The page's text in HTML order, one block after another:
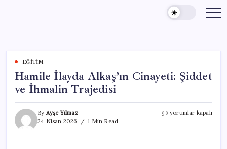
content
EĞITIM
Hamile İlayda Alkaş’ın Cinayeti: Şiddet
ve İhmalin Trajedisi
By Ayşe Yılmaz
24 Nisan 2026
1 Min Read
Hamile
yorumlar kapalı